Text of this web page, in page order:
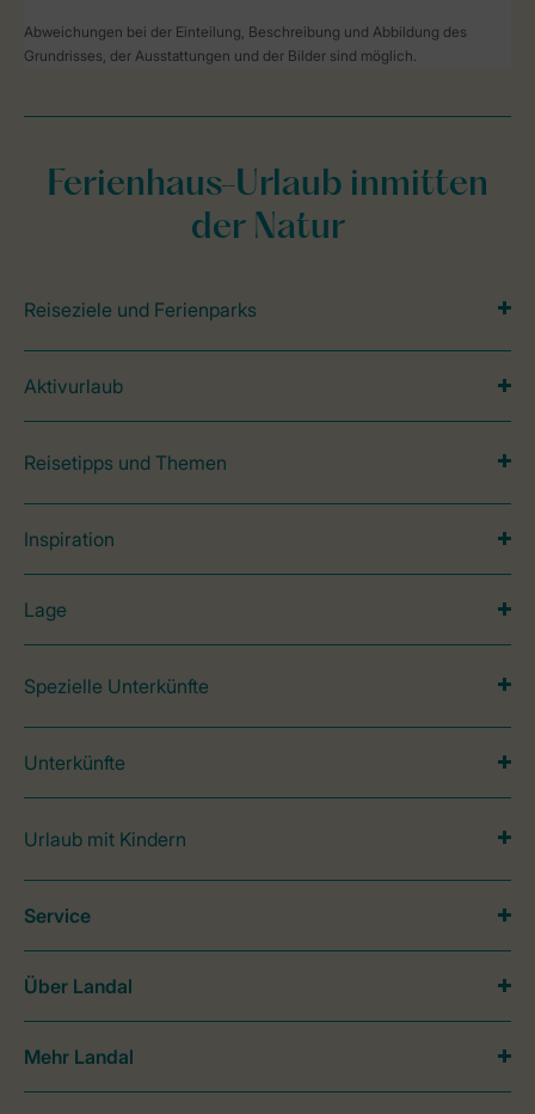
Abweichungen bei der Einteilung, Beschreibung und Abbildung des
Grundrisses, der Ausstattungen und der Bilder sind möglich.
Ferienhaus-Urlaub inmitten
der Natur
Reiseziele und Ferienparks
Aktivurlaub
Reisetipps und Themen
Inspiration
Lage
Spezielle Unterkünfte
Unterkünfte
Urlaub mit Kindern
Service
Über Landal
Mehr Landal